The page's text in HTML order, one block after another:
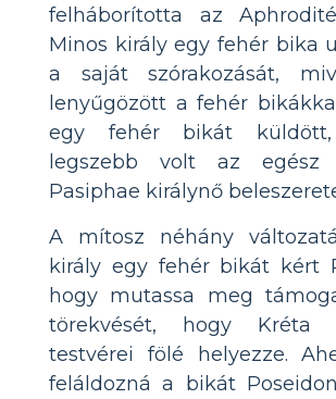
felháborította az
Minos király egy fehér bika
a saját szórakozását,
lenyűgözött a fehér
egy fehér bikát
legszebb volt az egész
Pasiphae királynő
A mítosz néhány
király egy fehér bikát kért
hogy mutassa meg
törekvését, hogy Kréta
testvérei fölé helyezze.
feláldozná a bikát